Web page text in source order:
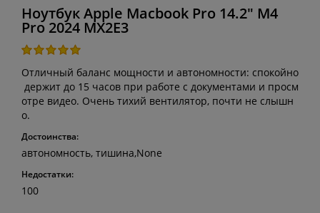
Ноутбук Apple Macbook Pro 14.2" M4
Pro 2024 MX2E3
Отличный баланс мощности и автономности: спокойно
держит до 15 часов при работе с документами и просм
отре видео. Очень тихий вентилятор, почти не слышн
о.
Достоинства:
автономность, тишина,None
Недостатки:
100